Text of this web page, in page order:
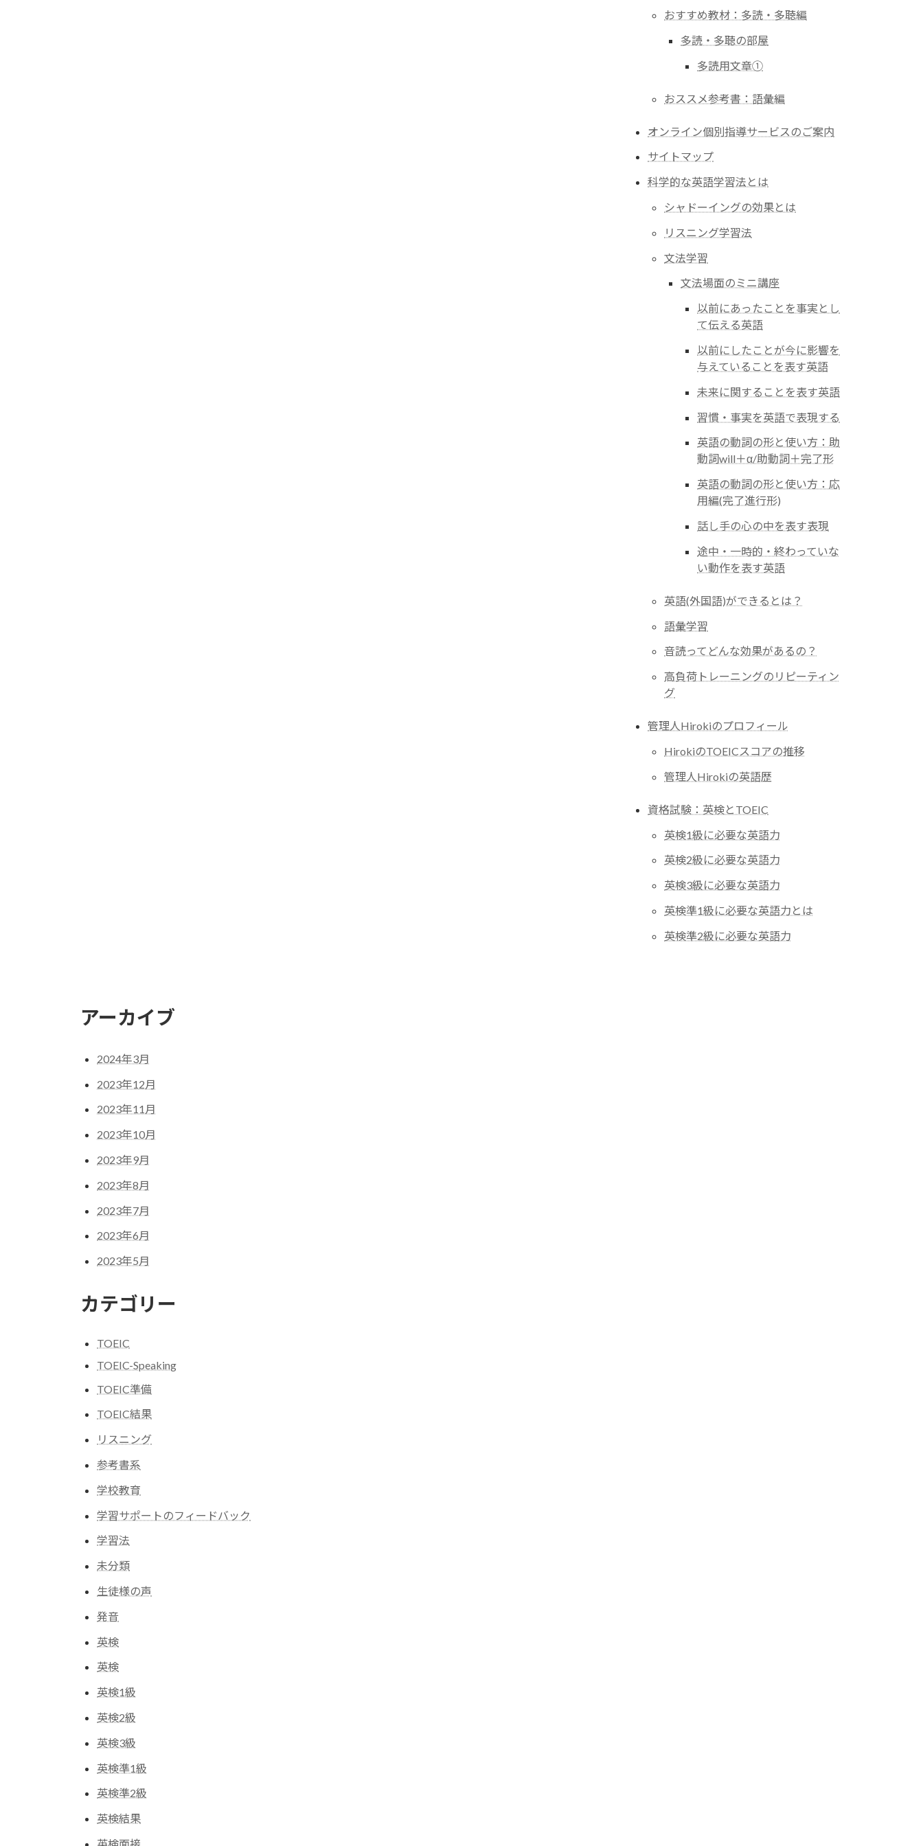
おすすめ教材：多読・多聴編
多読・多聴の部屋
多読用文章①
おススメ参考書：語彙編
オンライン個別指導サービスのご案内
サイトマップ
科学的な英語学習法とは
シャドーイングの効果とは
リスニング学習法
文法学習
文法場面のミニ講座
以前にあったことを事実とし
て伝える英語
以前にしたことが今に影響を
与えていることを表す英語
未来に関することを表す英語
習慣・事実を英語で表現する
英語の動詞の形と使い方：助
動詞will＋α/助動詞＋完了形
英語の動詞の形と使い方：応
用編(完了進行形)
話し手の心の中を表す表現
途中・一時的・終わっていな
い動作を表す英語
英語(外国語)ができるとは？
語彙学習
音読ってどんな効果があるの？
高負荷トレーニングのリピーティン
グ
管理人Hirokiのプロフィール
HirokiのTOEICスコアの推移
管理人Hirokiの英語歴
資格試験：英検とTOEIC
英検1級に必要な英語力
英検2級に必要な英語力
英検3級に必要な英語力
英検準1級に必要な英語力とは
英検準2級に必要な英語力
アーカイブ
2024年3月
2023年12月
2023年11月
2023年10月
2023年9月
2023年8月
2023年7月
2023年6月
2023年5月
カテゴリー
TOEIC
TOEIC-Speaking
TOEIC準備
TOEIC結果
リスニング
参考書系
学校教育
学習サポートのフィードバック
学習法
未分類
生徒様の声
発音
英検
英検
英検1級
英検2級
英検3級
英検準1級
英検準2級
英検結果